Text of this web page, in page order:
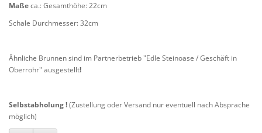
Maßeca.: Gesamthöhe: 22cm
Schale Durchmesser: 32cm
Ähnliche Brunnen sind im Partnerbetrieb "Edle Steinoase / Geschäft in
Oberrohr" ausgestellt!
Selbstabholung !(Zustellung oder Versand nur eventuell nach Absprache
möglich)